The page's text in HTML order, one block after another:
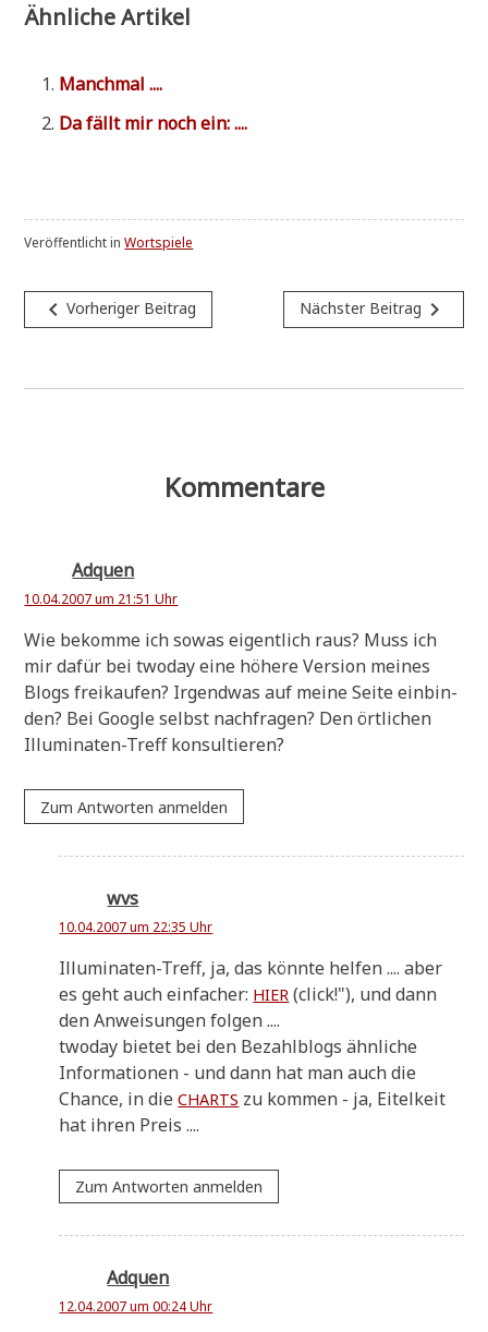
Ähnliche Artikel
Manch­mal ....
Da fällt mir noch ein: ....
Veröffentlicht inWortspiele
Beitragsnavigation
navigate_beforeVorheriger Beitrag Nächster Beitrag navigate_next
Kommentare
Adquen
10.04.2007 um 21:51 Uhr
Wie bekom­me ich sowas eigent­lich raus? Muss ich
mir dafür bei two­day eine höhe­re Ver­si­on mei­nes
Blogs frei­kau­fen? Irgend­was auf mei­ne Sei­te ein­bin­
den? Bei Goog­le selbst nach­fra­gen? Den ört­li­chen
Illu­mi­na­ten-Treff konsultieren?
Zum Antworten anmelden
wvs
10.04.2007 um 22:35 Uhr
Illu­mi­na­ten-Treff, ja, das könn­te hel­fen .... aber
es geht auch ein­fa­cher: HIER (click!"), und dann
den Anwei­sun­gen folgen ....
two­day bie­tet bei den Bezahl­blogs ähn­li­che
Infor­ma­tio­nen - und dann hat man auch die
Chan­ce, in dieCHARTS zu kom­men - ja, Eitel­keit
hat ihren Preis ....
Zum Antworten anmelden
Adquen
12.04.2007 um 00:24 Uhr